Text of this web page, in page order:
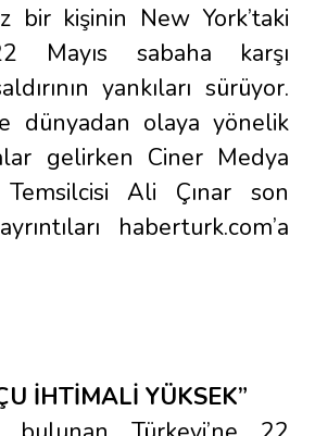
bir kişinin New York’taki
Mayıs sabaha karşı
yankıları sürüyor.
dünyadan olaya yönelik
gelirken Ciner Medya
Ali Çınar son
haberturk.com’a
İHTİMALİ YÜKSEK”